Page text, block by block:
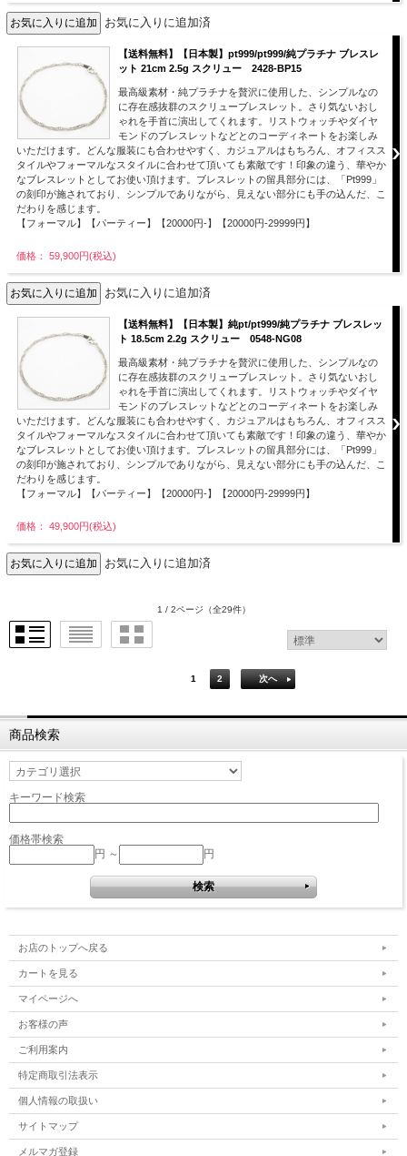
お気に入りに追加済
【送料無料】【日本製】pt999/pt999/純プラチナ ブレスレ
ット 21cm 2.5g スクリュー 2428-BP15
最高級素材・純プラチナを贅沢に使用した、シンプルなの
に存在感抜群のスクリューブレスレット。さり気ないおし
ゃれを手首に演出してくれます。リストウォッチやダイヤ
モンドのブレスレットなどとのコーディネートをお楽しみ
いただけます。どんな服装にも合わせやすく、カジュアルはもちろん、オフィスス
タイルやフォーマルなスタイルに合わせて頂いても素敵です！印象の違う、華やか
なブレスレットとしてお使い頂けます。ブレスレットの留具部分には、「Pt999」
の刻印が施されており、シンプルでありながら、見えない部分にも手の込んだ、こ
だわりを感じます。
【フォーマル】【パーティー】【20000円-】【20000円-29999円】
価格： 59,900円(税込)
お気に入りに追加済
【送料無料】【日本製】純pt/pt999/純プラチナ ブレスレッ
ト 18.5cm 2.2g スクリュー 0548-NG08
最高級素材・純プラチナを贅沢に使用した、シンプルなの
に存在感抜群のスクリューブレスレット。さり気ないおし
ゃれを手首に演出してくれます。リストウォッチやダイヤ
モンドのブレスレットなどとのコーディネートをお楽しみ
いただけます。どんな服装にも合わせやすく、カジュアルはもちろん、オフィスス
タイルやフォーマルなスタイルに合わせて頂いても素敵です！印象の違う、華やか
なブレスレットとしてお使い頂けます。ブレスレットの留具部分には、「Pt999」
の刻印が施されており、シンプルでありながら、見えない部分にも手の込んだ、こ
だわりを感じます。
【フォーマル】【パーティー】【20000円-】【20000円-29999円】
価格： 49,900円(税込)
お気に入りに追加済
1 / 2ページ （全29件）
1 2 次へ
商品検索
キーワード検索
価格帯検索
円 ～
円
お店のトップへ戻る
カートを見る
マイページへ
お客様の声
ご利用案内
特定商取引法表示
個人情報の取扱い
サイトマップ
メルマガ登録